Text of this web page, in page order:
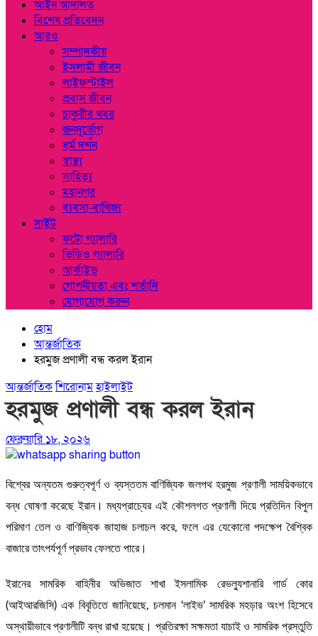
আইন আদালত
বিশেষ প্রতিবেদন
আরও
সম্পাদকীয়
ইসলামী জীবন
লাইফস্টাইল
প্রবাস জীবন
চাকুরীর খবর
জনদূর্ভোগ
ধর্ম দর্শন
স্বাস্থ্য
সাহিত্য
মহানগর
ব্যবসা-বাণিজ্য
সাইট
ফটো গ্যালারি
ভিডিও গ্যালারি
আর্কাইভ
গোপনীয়তা এবং শর্তাদি
যোগাযোগ করুন
হোম
আন্তর্জাতিক
হরমুজ প্রণালী বন্ধ করল ইরান
আন্তর্জাতিকশিরোনামহাইলাইট
হরমুজ প্রণালী বন্ধ করল ইরান
ফেব্রুয়ারি ১৮, ২০২৬
বিশ্বের অন্যতম গুরুত্বপূর্ণ ও ব্যস্ততম বাণিজ্যিক জলপথ হরমুজ প্রণালী সাময়িকভাবে
বন্ধ ঘোষণা করেছে ইরান। মধ্যপ্রাচ্যের এই কৌশলগত প্রণালী দিয়ে প্রতিদিন বিপুল
পরিমাণ তেল ও বাণিজ্যিক জাহাজ চলাচল করে, ফলে এর যেকোনো পদক্ষেপ বৈশ্বিক
বাজারে তাৎপর্যপূর্ণ প্রভাব ফেলতে পারে।
ইরানের সামরিক বাহিনীর অভিজাত শাখা ইসলামিক রেভল্যুশানারি গার্ড কোর
(আইআরজিসি) এক বিবৃতিতে জানিয়েছে, চলমান ‘লাইভ’ সামরিক মহড়ার অংশ হিসেবে
অস্থায়ীভাবে প্রণালীটি বন্ধ রাখা হয়েছে। প্রতিরক্ষা সক্ষমতা যাচাই ও সামরিক প্রস্তুতি